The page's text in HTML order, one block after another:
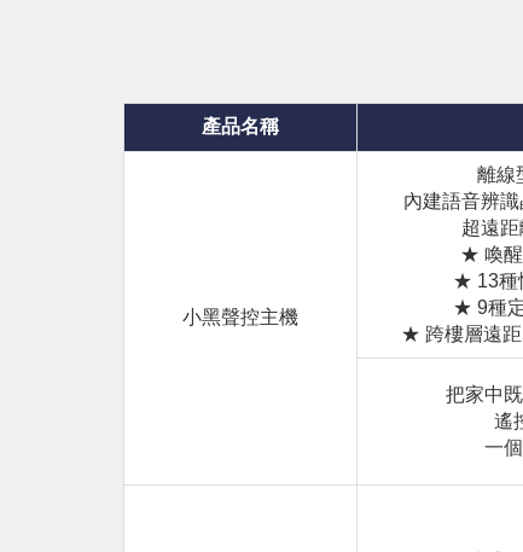
產品名稱
小黑聲控主機
離線
內建語音辨
超遠
★ 喚
★ 13種
★ 9種
★ 跨樓層遠
把家中
遙
一